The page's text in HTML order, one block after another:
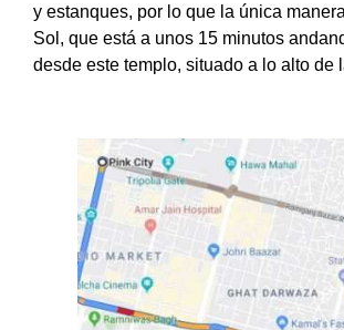
y estanques, por lo que la única
Sol, que está a unos 15 minutos
desde este templo, situado a lo alto de